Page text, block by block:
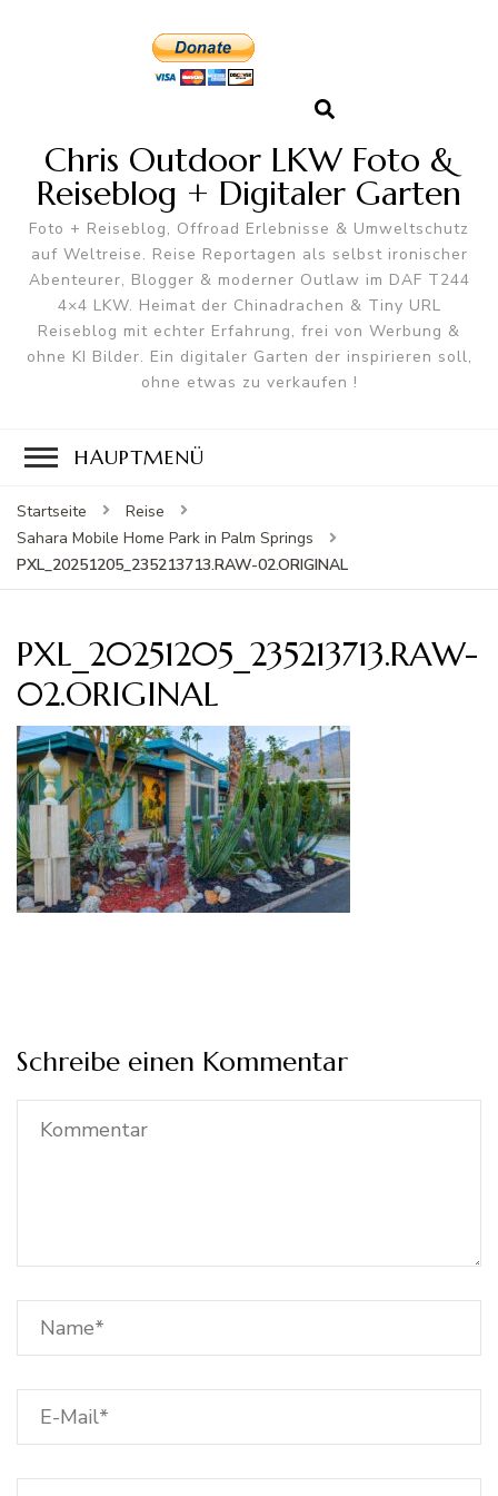
Chris Outdoor LKW Foto &
Reiseblog + Digitaler Garten
Foto + Reiseblog, Offroad Erlebnisse & Umweltschutz
auf Weltreise. Reise Reportagen als selbst ironischer
Abenteurer, Blogger & moderner Outlaw im DAF T244
4×4 LKW. Heimat der Chinadrachen & Tiny URL
Reiseblog mit echter Erfahrung, frei von Werbung &
ohne KI Bilder. Ein digitaler Garten der inspirieren soll,
ohne etwas zu verkaufen !
HAUPTMENÜ
Startseite
Reise
Sahara Mobile Home Park in Palm Springs
PXL_20251205_235213713.RAW-02.ORIGINAL
PXL_20251205_235213713.RAW-
02.ORIGINAL
Schreibe einen Kommentar